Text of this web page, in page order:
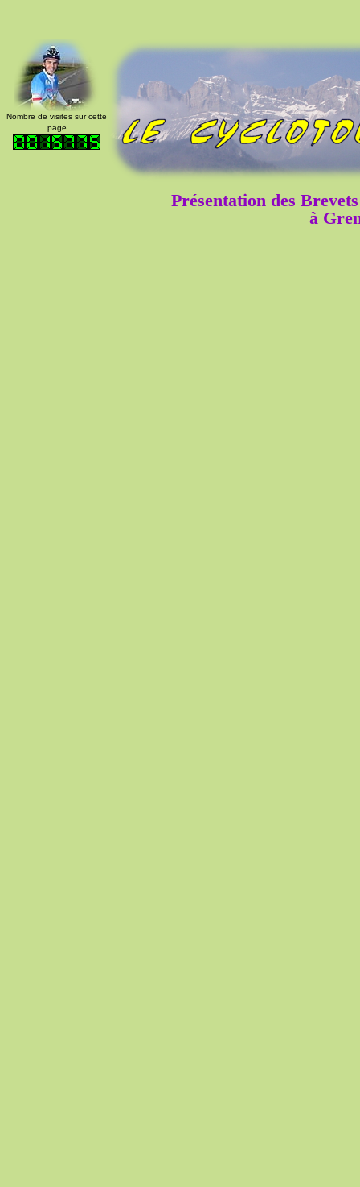
Nombre de visites sur cette
page
Présentation des
à